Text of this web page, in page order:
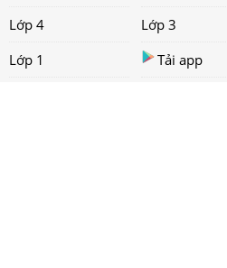
Lớp 4
Lớp 3
Lớp 1
Tải app